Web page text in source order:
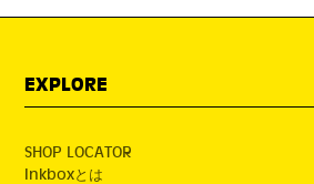
EXPLORE
SHOP LOCATOR
Inkboxとは